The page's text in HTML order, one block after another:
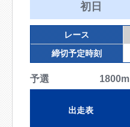
初日
レース
締切予定時刻
予選 1800m
出走表